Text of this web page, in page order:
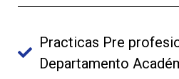
Practicas Pre
Departamento